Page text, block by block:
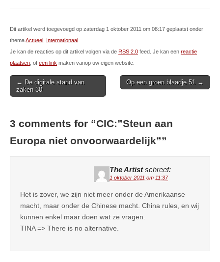
Dit artikel werd toegevoegd op zaterdag 1 oktober 2011 om 08:17 geplaatst onder
themaActueel Internationaal
Je kan de reacties op dit artikel volgen via de RSS 2.0 feed. Je kan een reactie
plaatsen , of een link maken vanop uw eigen website.
Post
navigation
← De digitale stand van
zaken 30
Op een groen blaadje 51 →
3 comments for “CIC:”Steun aan
Europa niet onvoorwaardelijk””
The Artist schreef:
1 oktober 2011 om 11:37
Het is zover, we zijn niet meer onder de Amerikaanse
macht, maar onder de Chinese macht. China rules, en wij
kunnen enkel maar doen wat ze vragen.
TINA => There is no alternative.